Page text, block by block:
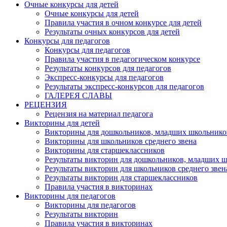
Очные конкурсы для детей
Очные конкурсы для детей
Правила участия в очном конкурсе для детей
Результаты очных конкурсов для детей
Конкурсы для педагогов
Конкурсы для педагогов
Правила участия в педагогическом конкурсе
Результаты конкурсов для педагогов
Экспресс-конкурсы для педагогов
Результаты экспресс-конкурсов для педагогов
ГАЛЕРЕЯ СЛАВЫ
РЕЦЕНЗИЯ
Рецензия на материал педагога
Викторины для детей
Викторины для дошкольников, младших
Викторины для школьников среднего звена
Викторины для старшеклассников
Результаты викторин для дошкольников, младших
Результаты викторин для школьников среднего
Результаты викторин для старшеклассников
Правила участия в викторинах
Викторины для педагогов
Викторины для педагогов
Результаты викторин
Правила участия в викторинах